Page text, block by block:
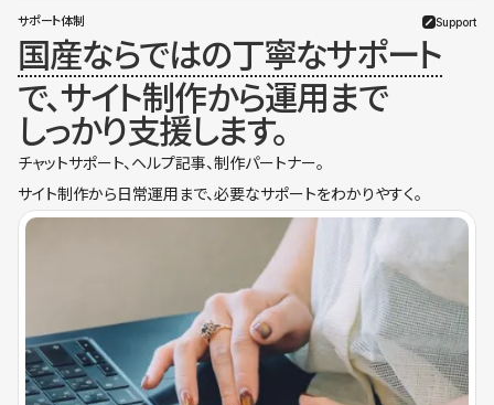
サポート体制 Support
国産ならではの丁寧なサポート
で、サイト制作から運用まで
しっかり支援します。
チャットサポート、ヘルプ記事、制作パートナー。
サイト制作から日常運用まで、必要なサポートをわかりやすく。